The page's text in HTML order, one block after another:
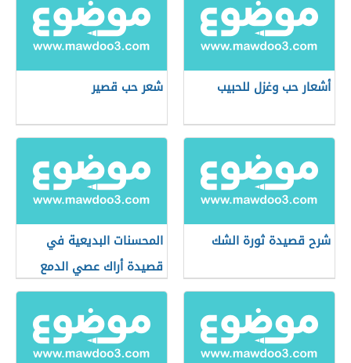
أشعار حب وغزل للحبيب شعر حب قصير
شرح قصيدة ثورة الشك
المحسنات البديعية في
قصيدة أراك عصي الدمع